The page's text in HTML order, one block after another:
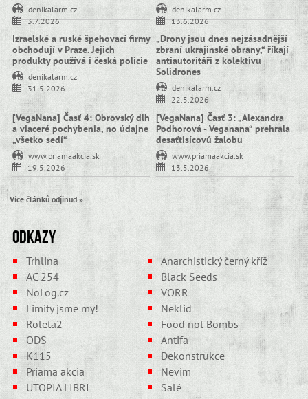
denikalarm.cz
3.7.2026
denikalarm.cz
13.6.2026
Izraelské a ruské špehovací firmy
obchodují v Praze. Jejich
produkty používá i česká policie
denikalarm.cz
31.5.2026
„Drony jsou dnes nejzásadnější
zbraní ukrajinské obrany,“ říkají
antiautoritáři z kolektivu
Solidrones
denikalarm.cz
22.5.2026
[VegaNana] Časť 4: Obrovský dlh
a viaceré pochybenia, no údajne
„všetko sedí“
www.priamaakcia.sk
19.5.2026
[VegaNana] Časť 3: „Alexandra
Podhorová - Veganana“ prehrala
desaťtisícovú žalobu
www.priamaakcia.sk
13.5.2026
Více článků odjinud »
Odkazy
Trhlina
Anarchistický černý kříž
AC 254
Black Seeds
NoLog.cz
VORR
Limity jsme my!
Neklid
Roleta2
Food not Bombs
ODS
Antifa
K115
Dekonstrukce
Priama akcia
Nevim
UTOPIA LIBRI
Salé